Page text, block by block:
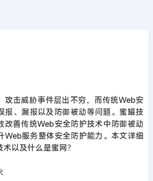
攻击威胁事件层出不穷，而传统Web安
报、漏报以及防御被动等问题。蜜罐技
改善传统Web安全防护技术中防御被动
Web服务整体安全防护能力。本文详细
以及什么是蜜网？